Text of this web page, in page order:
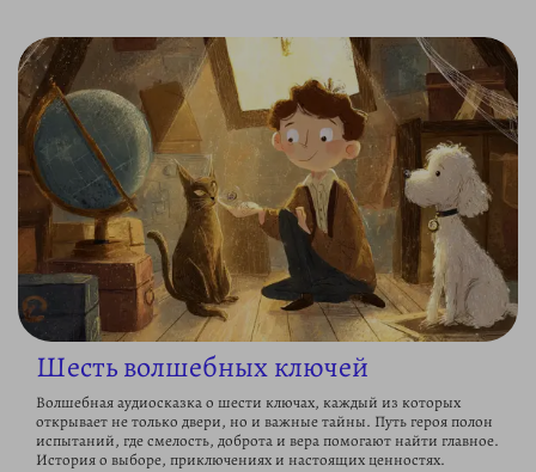
Шесть волшебных ключей
Волшебная аудиосказка о шести ключах, каждый из которых
открывает не только двери, но и важные тайны. Путь героя полон
испытаний, где смелость, доброта и вера помогают найти главное.
История о выборе, приключениях и настоящих ценностях.